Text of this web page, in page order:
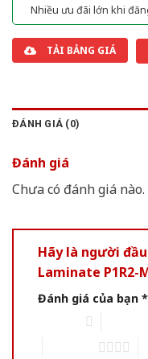
Nhiều ưu đãi lớn khi
TẢI BẢNG GIÁ
ĐÁNH GIÁ (0)
Đánh giá
Chưa có đánh giá nào.
Hãy là người
Laminate P1R2-
Đánh giá của bạn *